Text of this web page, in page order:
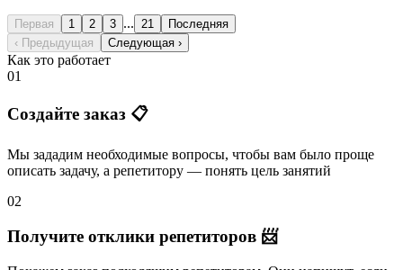
Первая 1 2 3 ... 21
Последняя
‹ Предыдущая
Следующая ›
Как это работает
01
Создайте заказ 📋
Мы зададим необходимые вопросы, чтобы вам было проще
описать задачу, а репетитору — понять цель занятий
02
Получите отклики репетиторов 📨